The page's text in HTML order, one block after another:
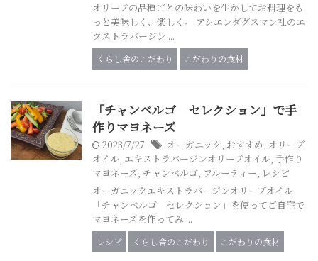
オリーブの品種ごとの味わいを生かしてお料理をも
っと美味しく、楽しく。 アシエンダグスマン社のエ
クストラバージン ...
くらし舎のこだわり こだわりの食材
「チャンベルゴ セレクション」で手
作りマヨネーズ
2023/7/27 オーガニック, おすすめ, オリーブ
オイル, エキストラバージンオリーブオイル, 手作り
マヨネーズ, チャンベルゴ, フルーティー, レシピ
オーガニックエキストラバージンオリーブオイル
「チャンベルゴ セレクション」を使ってご自宅で
マヨネーズを作ってみ ...
レシピ くらし舎のこだわり こだわりの食材